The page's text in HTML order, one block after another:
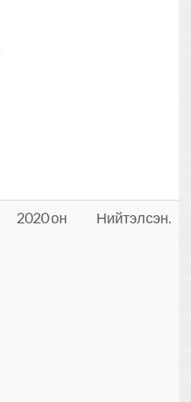
2020 он Нийтэлсэн.